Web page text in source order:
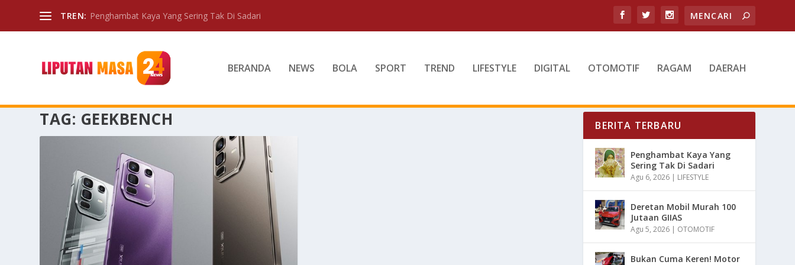
TREN: Penghambat Kaya Yang Sering Tak Di Sadari
BERANDA NEWS BOLA SPORT TREND LIFESTYLE DIGITAL OTOMOTIF RAGAM DAERAH
TAG: GEEKBENCH BERITA TERBARU
Penghambat Kaya Yang
Sering Tak Di Sadari
Agu 6, 2026 | LIFESTYLE
Deretan Mobil Murah 100
Jutaan GIIAS
Agu 5, 2026 | OTOMOTIF
Bukan Cuma Keren! Motor